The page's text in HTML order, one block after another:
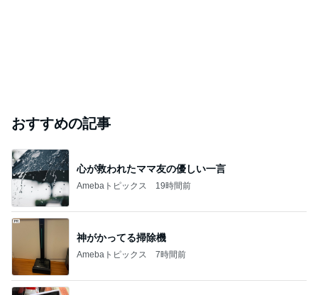
おすすめの記事
心が救われたママ友の優しい一言
Amebaトピックス 19時間前
神がかってる掃除機
Amebaトピックス 7時間前